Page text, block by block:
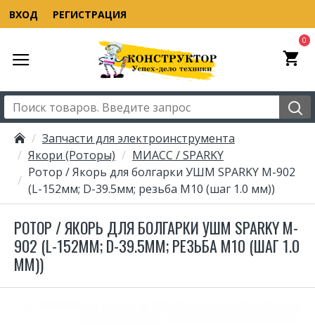
ВХОД РЕГИСТРАЦИЯ
0
Запчасти для электроинструмента
Якори (Роторы)
МИАСС / SPARKY
Ротор / Якорь для болгарки УШМ SPARKY M-902
(L-152мм; D-39.5мм; резьба М10 (шаг 1.0 мм))
РОТОР / ЯКОРЬ ДЛЯ БОЛГАРКИ УШМ SPARKY M-
902 (L-152ММ; D-39.5ММ; РЕЗЬБА М10 (ШАГ 1.0
ММ))